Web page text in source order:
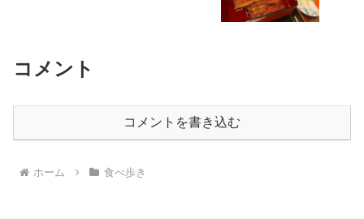
コメント
コメントを書き込む
ホーム 食べ歩き